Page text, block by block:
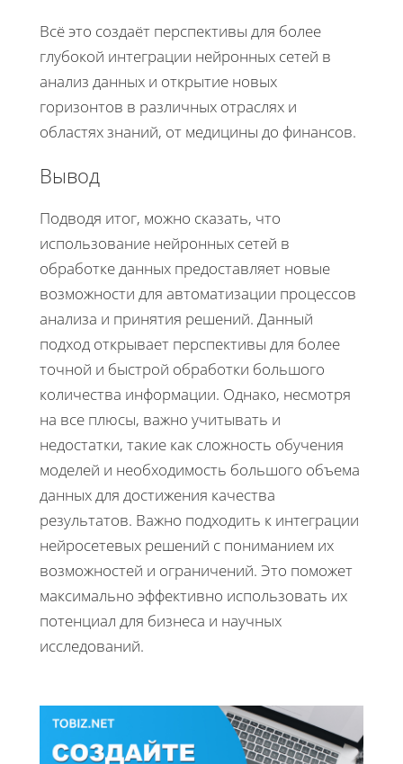
Всё это создаёт перспективы для более
глубокой интеграции нейронных сетей в
анализ данных и открытие новых
горизонтов в различных отраслях и
областях знаний, от медицины до финансов.
Вывод
Подводя итог, можно сказать, что
использование нейронных сетей в
обработке данных предоставляет новые
возможности для автоматизации процессов
анализа и принятия решений. Данный
подход открывает перспективы для более
точной и быстрой обработки большого
количества информации. Однако, несмотря
на все плюсы, важно учитывать и
недостатки, такие как сложность обучения
моделей и необходимость большого объема
данных для достижения качества
результатов. Важно подходить к интеграции
нейросетевых решений с пониманием их
возможностей и ограничений. Это поможет
максимально эффективно использовать их
потенциал для бизнеса и научных
исследований.